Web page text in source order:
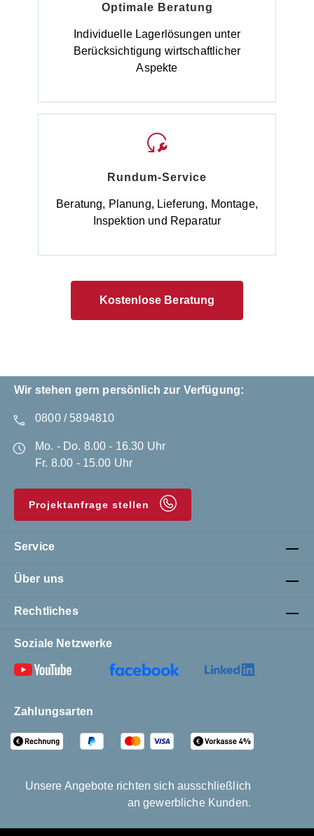
Optimale Beratung
Individuelle Lagerlösungen unter
Berücksichtigung wirtschaftlicher
Aspekte
Rundum-Service
Beratung, Planung, Lieferung, Montage,
Inspektion und Reparatur
Kostenlose Beratung
Wir stehen gern persönlich zur Verfügung:
0800 / 5894810
Mo. - Do. 8.00 - 16.30 Uhr
Fr. 8.00 - 15.00 Uhr
Projektanfrage stellen
Service
Über uns
Rechtliches
Soziale Netzwerke
Zahlungsarten
Unsere Angebote richten sich ausschließlich
an gewerbliche Kunden.